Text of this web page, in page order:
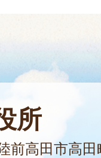
所
高田市高田